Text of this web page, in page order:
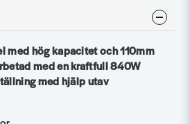
med hög kapacitet och 110mm
med en kraftfull 840W
med hjälp utav